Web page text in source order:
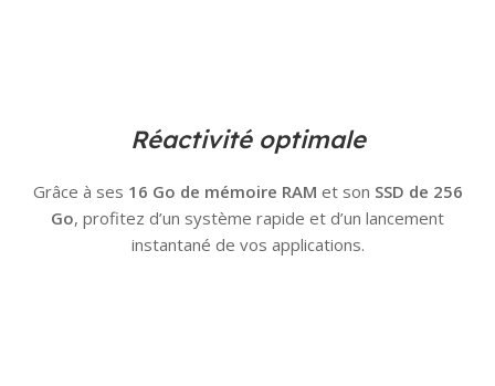
Réactivité optimale
Grâce à ses 16 Go de mémoire RAM et son SSD de 256
Go, profitez d’un système rapide et d’un lancement
instantané de vos applications.